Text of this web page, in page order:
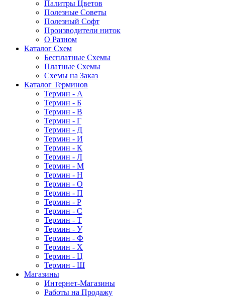
Палитры Цветов
Полезные Советы
Полезный Софт
Производители ниток
О Разном
Каталог Схем
Бесплатные Схемы
Платные Схемы
Схемы на Заказ
Каталог Терминов
Термин - А
Термин - Б
Термин - В
Термин - Г
Термин - Д
Термин - И
Термин - К
Термин - Л
Термин - М
Термин - Н
Термин - О
Термин - П
Термин - Р
Термин - С
Термин - Т
Термин - У
Термин - Ф
Термин - Х
Термин - Ц
Термин - Ш
Магазины
Интернет-Магазины
Работы на Продажу